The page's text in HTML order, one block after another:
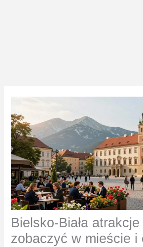
Bielsko-Biała
zobaczyć w mieście i